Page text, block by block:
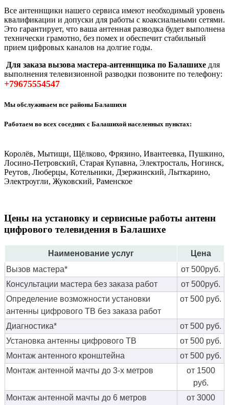
Все антеннщики нашего сервиса имеют необходимый уровень
квалификации и допуски для работы с коаксиальными сетями.
Это гарантирует, что ваша антенная разводка будет выполнена
технически грамотно, без помех и обеспечит стабильный
прием цифровых каналов на долгие годы.
Для заказа вызова мастера-антеннщика по Балашихе для
выполнения телевизионной разводки позвоните по телефону:
+79675554547
Мы обслуживаем все районы Балашихи
Работаем во всех соседних с Балашихой населенных пунктах:
Королёв, Мытищи, Щёлково, Фрязино, Ивантеевка, Пушкино,
Лосино-Петровский, Старая Купавна, Электросталь, Ногинск,
Реутов, Люберцы, Котельники, Дзержинский, Лыткарино,
Электроугли, Жуковский, Раменское
Цены на установку и сервисные работы антенн
цифрового телевидения в Балашихе
Наименование услуг
Цена
Вызов мастера*
от 500руб.
Консультации мастера без заказа работ
от 500руб.
Определение возможности установки
антенны цифрового ТВ без заказа работ
от 500 руб.
Диагностика*
от 500 руб.
Установка антенны цифрового ТВ
от 500 руб.
Монтаж антенного кронштейна
от 500 руб.
Монтаж антенной мачты до 3-х метров
от 1500
руб.
Монтаж антенной мачты до 6 метров
от 3000